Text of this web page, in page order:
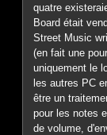
quatre
Board était
Street Music
(en fait une
uniquement le
les autres PC
être un
pour les notes
de volume,